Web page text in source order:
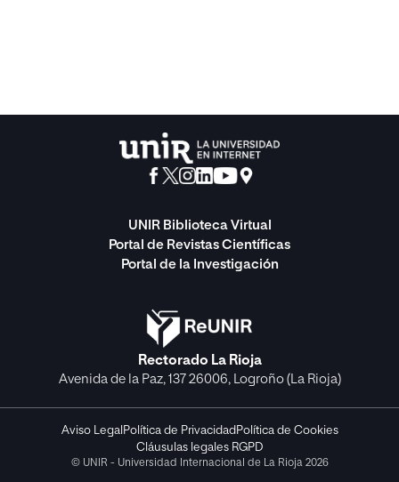
UNIR Biblioteca Virtual
Portal de Revistas Científicas
Portal de la Investigación
Rectorado La Rioja
Avenida de la Paz, 137 26006, Logroño (La Rioja)
Aviso Legal Política de Privacidad Política de Cookies
Cláusulas legales RGPD
© UNIR - Universidad Internacional de La Rioja 2026